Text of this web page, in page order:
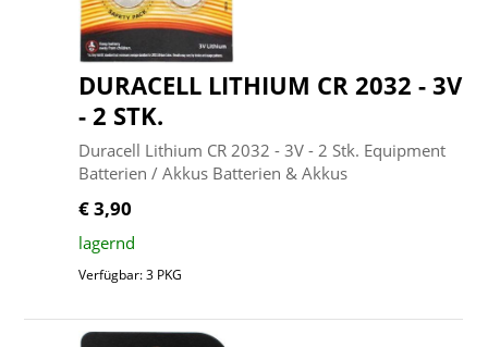
DURACELL LITHIUM CR 2032 - 3V
- 2 STK.
Duracell Lithium CR 2032 - 3V - 2 Stk. Equipment
Batterien / Akkus Batterien & Akkus
€ 3,90
lagernd
Verfügbar: 3 PKG